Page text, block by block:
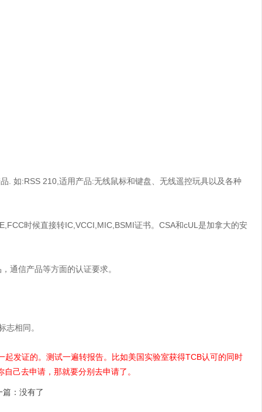
. 如:RSS 210,适用产品:无线鼠标和键盘、无线遥控玩具以及各种
时候直接转IC,VCCI,MIC,BSMI证书。CSA和cUL是加拿大的安
通信产品等方面的认证要求。
志相同。
发证的。测试一遍转报告。比如美国实验室获得TCB认可的同时
己去申请，那就要分别去申请了。
篇：没有了